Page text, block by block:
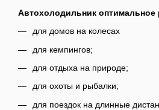
Автохолодильник оптимальное
для домов на колесах
для кемпингов;
для отдыха на природе;
для охоты и рыбалки;
для поездок на длинные